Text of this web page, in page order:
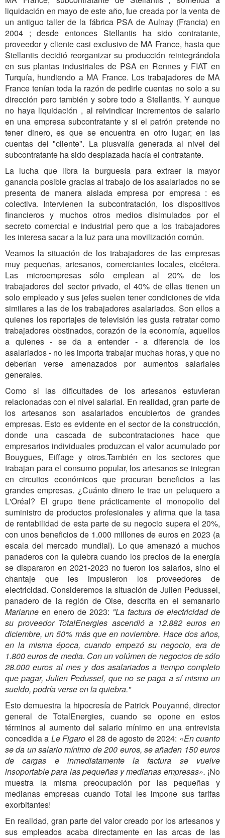
liquidación en mayo de este año, fue creada por la venta de
un antiguo taller de la fábrica PSA de Aulnay (Francia) en
2004 ; desde entonces Stellantis ha sido contratante,
proveedor y cliente casi exclusivo de MA France, hasta que
Stellantis decidió reorganizar su producción reintegrándola
en sus plantas industriales de PSA en Rennes y FIAT en
Turquía, hundiendo a MA France. Los trabajadores de MA
France tenían toda la razón de pedirle cuentas no solo a su
dirección pero también y sobre todo a Stellantis. Y aunque
no haya liquidación , al reivindicar incrementos de salario
en una empresa subcontratante y si el patrón pretende no
tener dinero, es que se encuentra en otro lugar; en las
cuentas del "cliente". La plusvalía generada al nivel del
subcontratante ha sido desplazada hacía el contratante.
La lucha que libra la burguesía para extraer la mayor
ganancia posible gracias al trabajo de los asalariados no se
presenta de manera aislada empresa por empresa : es
colectiva. Intervienen la subcontratación, los dispositivos
financieros y muchos otros medios disimulados por el
secreto comercial e industrial pero que a los trabajadores
les interesa sacar a la luz para una movilización común.
Veamos la situación de los trabajadores de las empresas
muy pequeñas, artesanos, comerciantes locales, etcétera.
Las microempresas sólo emplean al 20% de los
trabajadores del sector privado, el 40% de ellas tienen un
solo empleado y sus jefes suelen tener condiciones de vida
similares a las de los trabajadores asalariados. Son ellos a
quienes los reportajes de televisión les gusta retratar como
trabajadores obstinados, corazón de la economía, aquellos
a quienes - se da a entender - a diferencia de los
asalariados - no les importa trabajar muchas horas, y que no
deberían verse amenazados por aumentos salariales
generales.
Como si las dificultades de los artesanos estuvieran
relacionadas con el nivel salarial. En realidad, gran parte de
los artesanos son asalariados encubiertos de grandes
empresas. Esto es evidente en el sector de la construcción,
donde una cascada de subcontrataciones hace que
empresarios individuales produzcan el valor acumulado por
Bouygues, Eiffage y otros.También en los sectores que
trabajan para el consumo popular, los artesanos se integran
en circuitos económicos que procuran beneficios a las
grandes empresas. ¿Cuánto dinero le trae un peluquero a
L'Oréal? El grupo tiene prácticamente el monopolio del
suministro de productos profesionales y afirma que la tasa
de rentabilidad de esta parte de su negocio supera el 20%,
con unos beneficios de 1.000 millones de euros en 2023 (a
escala del mercado mundial). Lo que amenazó a muchos
panaderos con la quiebra cuando los precios de la energía
se dispararon en 2021-2023 no fueron los salarios, sino el
chantaje que les impusieron los proveedores de
electricidad. Consideremos la situación de Julien Pedussel,
panadero de la región de Oise, descrita en el semanario
Marianne en enero de 2023: "La factura de electricidad de
su proveedor TotalEnergies ascendió a 12.882 euros en
diciembre, un 50% más que en noviembre. Hace dos años,
en la misma época, cuando empezó su negocio, era de
1.800 euros de media. Con un volúmen de negocios de sólo
28.000 euros al mes y dos asalariados a tiempo completo
que pagar, Julien Pedussel, que no se paga a sí mismo un
sueldo, podría verse en la quiebra."
Esto demuestra la hipocresía de Patrick Pouyanné, director
general de TotalEnergies, cuando se opone en estos
términos al aumento del salario mínimo en una entrevista
concedida a Le Figaro el 28 de agosto de 2024: «En cuanto
se da un salario mínimo de 200 euros, se añaden 150 euros
de cargas e inmediatamente la factura se vuelve
insoportable para las pequeñas y medianas empresas». ¡No
muestra la misma preocupación por las pequeñas y
medianas empresas cuando Total les impone sus tarifas
exorbitantes!
En realidad, gran parte del valor creado por los artesanos y
sus empleados acaba directamente en las arcas de las